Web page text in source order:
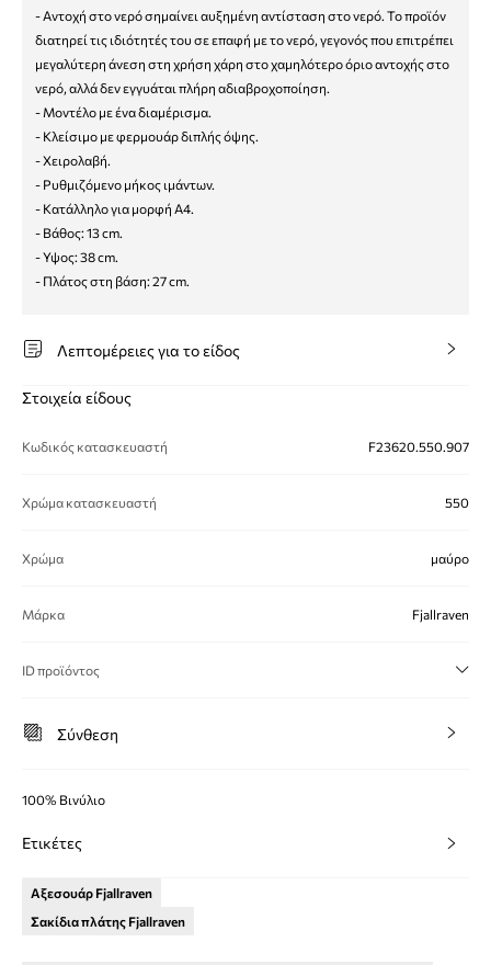
- Αντοχή στο νερό σημαίνει αυξημένη αντίσταση στο νερό. Το προϊόν
διατηρεί τις ιδιότητές του σε επαφή με το νερό, γεγονός που επιτρέπει
μεγαλύτερη άνεση στη χρήση χάρη στο χαμηλότερο όριο αντοχής στο
νερό, αλλά δεν εγγυάται πλήρη αδιαβροχοποίηση.
- Μοντέλο με ένα διαμέρισμα.
- Κλείσιμο με φερμουάρ διπλής όψης.
- Χειρολαβή.
- Ρυθμιζόμενο μήκος ιμάντων.
- Κατάλληλο για μορφή Α4.
- Βάθος: 13 cm.
- Υψος: 38 cm.
- Πλάτος στη βάση: 27 cm.
Λεπτομέρειες για το είδος
Στοιχεία είδους
Κωδικός κατασκευαστή F23620.550.907
Χρώμα κατασκευαστή 550
Χρώμα μαύρο
Μάρκα Fjallraven
ID προϊόντος
Σύνθεση
100% Βινύλιο
Ετικέτες
Αξεσουάρ Fjallraven
Σακίδια πλάτης Fjallraven